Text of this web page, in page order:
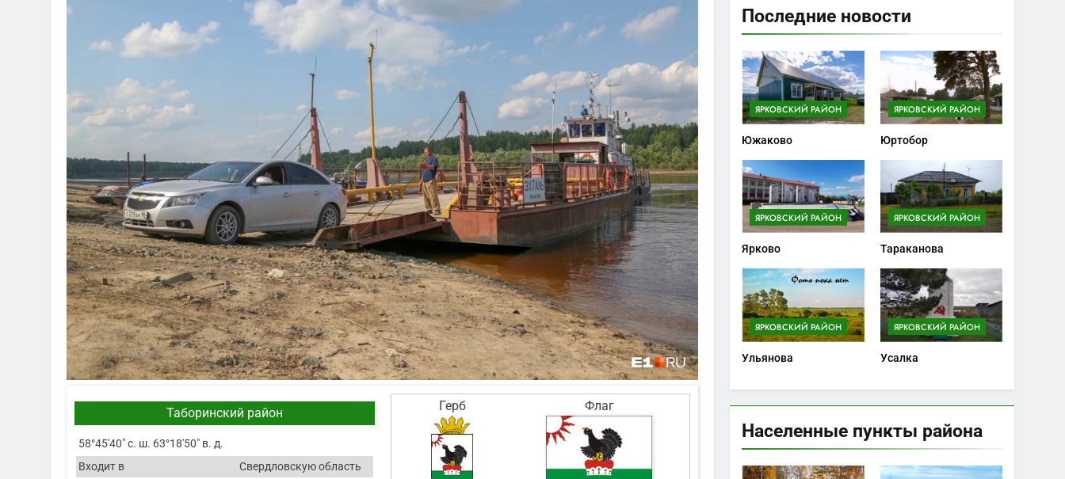
Таборинский район
58°45′40″ с. ш. 63°18′50″ в. д.
Входит в
Свердловскую область
Герб Флаг
Последние новости
ЯРКОВСКИЙ РАЙОН
Южаково
ЯРКОВСКИЙ РАЙОН
Юртобор
ЯРКОВСКИЙ РАЙОН
Ярково
ЯРКОВСКИЙ РАЙОН
Тараканова
ЯРКОВСКИЙ РАЙОН
Ульянова
ЯРКОВСКИЙ РАЙОН
Усалка
Населенные пункты района